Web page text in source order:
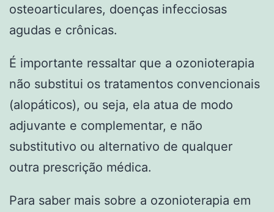
osteoarticulares, doenças infecciosas
agudas e crônicas.
É importante ressaltar que a ozonioterapia
não substitui os tratamentos convencionais
(alopáticos), ou seja, ela atua de modo
adjuvante e complementar, e não
substitutivo ou alternativo de qualquer
outra prescrição médica.
Para saber mais sobre a ozonioterapia em